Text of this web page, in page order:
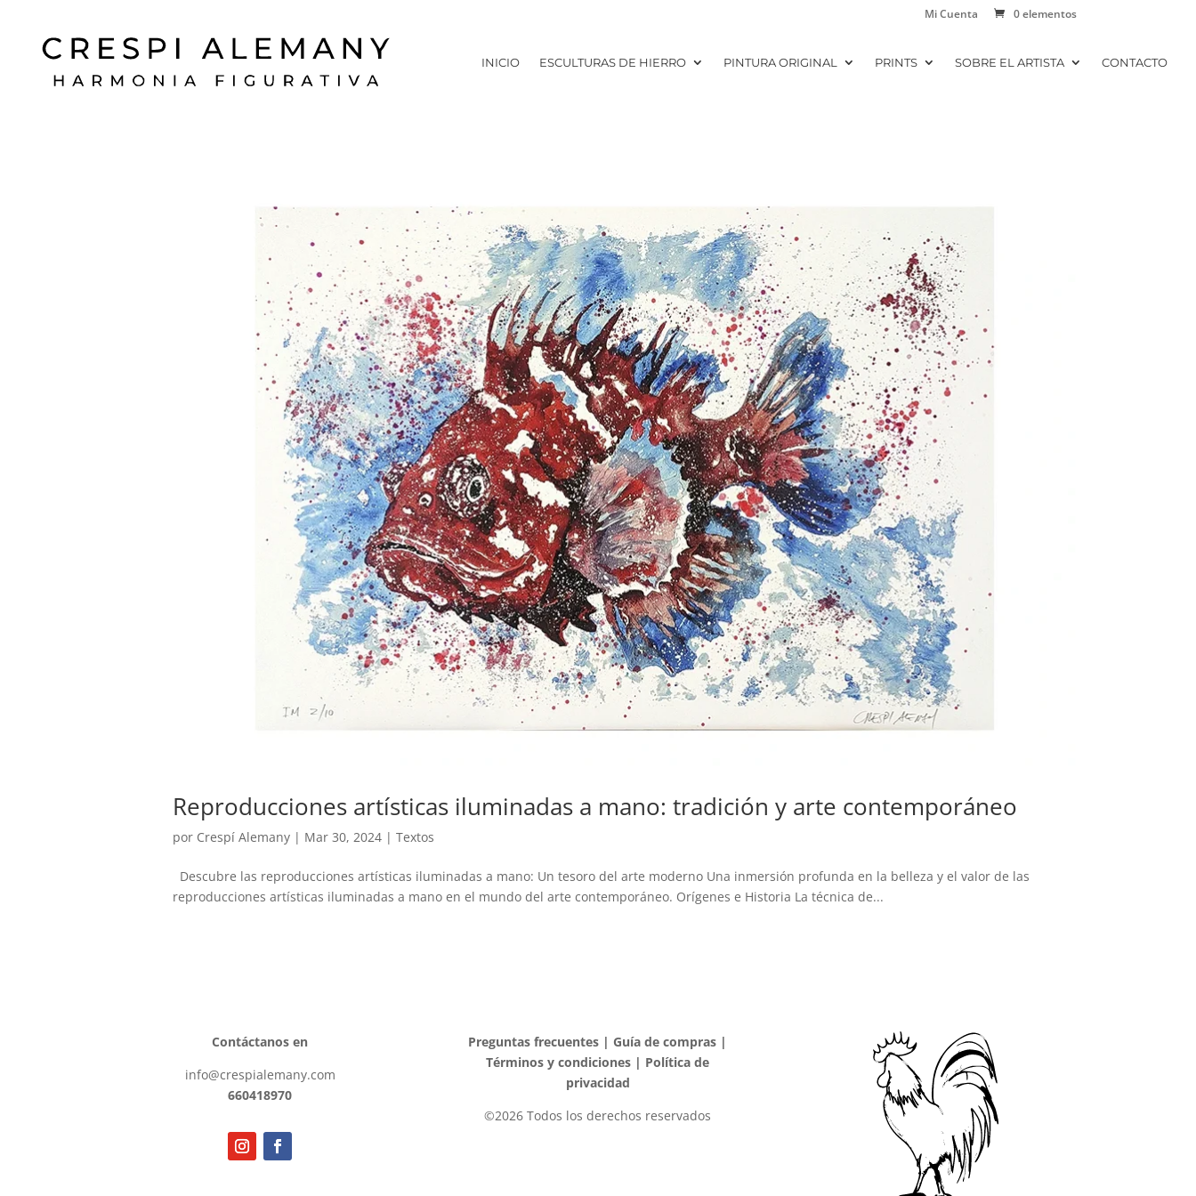
Mi Cuenta 0 elementos
INICIO ESCULTURAS DE HIERRO PINTURA ORIGINAL PRINTS SOBRE EL ARTISTA CONTACTO
Reproducciones artísticas iluminadas a mano: tradición y arte contemporáneo
por Crespí Alemany| Mar 30, 2024| Textos
Descubre las reproducciones artísticas iluminadas a mano: Un tesoro del arte moderno Una inmersión profunda en la belleza y el valor de las
reproducciones artísticas iluminadas a mano en el mundo del arte contemporáneo. Orígenes e Historia La técnica de...
Contáctanos en
info@crespialemany.com
660418970
Preguntas frecuentes | Guía de compras |
Términos y condiciones | Política de
privacidad
©2026 Todos los derechos reservados